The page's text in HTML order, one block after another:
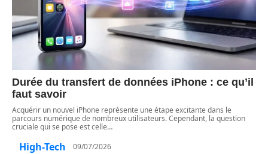
Durée du transfert de données iPhone : ce qu’il
faut savoir
Acquérir un nouvel iPhone représente une étape excitante dans le
parcours numérique de nombreux utilisateurs. Cependant, la question
cruciale qui se pose est celle…
High-Tech 09/07/2026